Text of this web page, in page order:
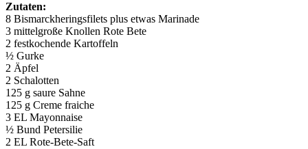
Zutaten:
8 Bismarckheringsfilets plus etwas Marinade
3 mittelgroße Knollen Rote Bete
2 festkochende Kartoffeln
½ Gurke
2 Äpfel
2 Schalotten
125 g saure Sahne
125 g Creme fraiche
3 EL Mayonnaise
½ Bund Petersilie
2 EL Rote-Bete-Saft